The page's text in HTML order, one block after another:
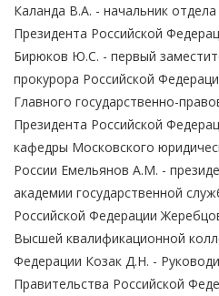
Каланда В.А. - начальник
Президента Российской
Бирюков Ю.С. - первый
прокурора Российской
Главного государственно-
Президента Российской
кафедры Московского
России Емельянов А.М. -
академии государственной
Российской Федерации
Высшей квалификационной
Федерации Козак Д.Н. -
Правительства Российской